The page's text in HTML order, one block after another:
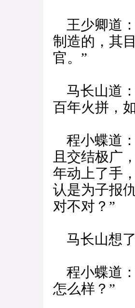
王少卿道
制造的，其
官。”
马长山道
百年火拼，
程小蝶道
且交结极广
年动上了手
认是为子报
对不对？”
马长山想
程小蝶道
怎么样？”